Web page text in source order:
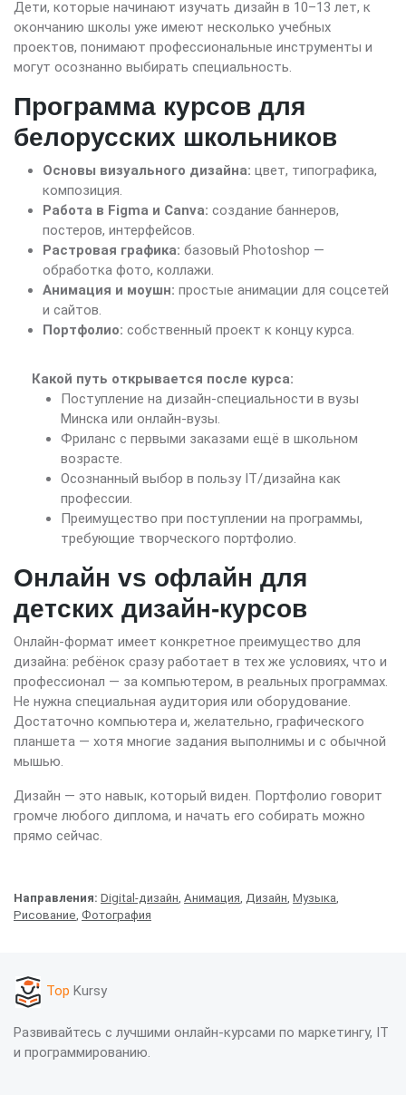
Дети, которые начинают изучать дизайн в 10–13 лет, к
окончанию школы уже имеют несколько учебных
проектов, понимают профессиональные инструменты и
могут осознанно выбирать специальность.
Программа курсов для
белорусских школьников
Основы визуального дизайна: цвет, типографика,
композиция.
Работа в Figma и Canva: создание баннеров,
постеров, интерфейсов.
Растровая графика: базовый Photoshop —
обработка фото, коллажи.
Анимация и моушн: простые анимации для соцсетей
и сайтов.
Портфолио: собственный проект к концу курса.
Какой путь открывается после курса:
Поступление на дизайн-специальности в вузы
Минска или онлайн-вузы.
Фриланс с первыми заказами ещё в школьном
возрасте.
Осознанный выбор в пользу IT/дизайна как
профессии.
Преимущество при поступлении на программы,
требующие творческого портфолио.
Онлайн vs офлайн для
детских дизайн-курсов
Онлайн-формат имеет конкретное преимущество для
дизайна: ребёнок сразу работает в тех же условиях, что и
профессионал — за компьютером, в реальных программах.
Не нужна специальная аудитория или оборудование.
Достаточно компьютера и, желательно, графического
планшета — хотя многие задания выполнимы и с обычной
мышью.
Дизайн — это навык, который виден. Портфолио говорит
громче любого диплома, и начать его собирать можно
прямо сейчас.
Направления: Digital-дизайн, Анимация, Дизайн, Музыка,
Рисование, Фотография
Top Kursy
Развивайтесь с лучшими онлайн-курсами по маркетингу, IT
и программированию.